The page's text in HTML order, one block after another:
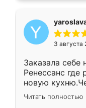
3 августа
Заказала
Ренессанс где
новую
вполне
два года,
Читать полностью